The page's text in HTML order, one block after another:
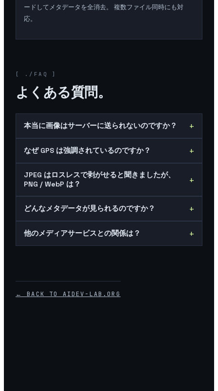
ードしてメタデータを全消去。 複数ファイル同時にも対
応。
[ ./FAQ ]
よくある質問。
本当に画像はサーバーに送られないのですか？ +
なぜ GPS は強調されているのですか？ +
JPEG はロスレスで剥がせると聞きましたが、
PNG / WebP は？
+
どんなメタデータが見られるのですか？ +
他のメディアサービスとの関係は？ +
← BACK TO AIDEV-LAB.ORG